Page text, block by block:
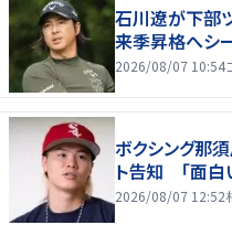
石川遼が下部
来季昇格へシ
2026/08/07 10:54
ボクシング那
ト告知 「面白
2026/08/07 12:52